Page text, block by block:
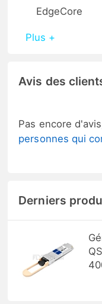
EdgeCore
Plus +
Avis des
Pas encore
personnes qui
Derniers